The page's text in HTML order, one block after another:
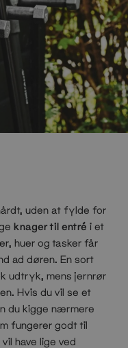
uden at fylde for
knager til entré i et
huer og tasker får
ad døren. En sort
udtryk, mens jernrør
Hvis du vil se et
du kigge nærmere
fungerer godt til
have lige ved